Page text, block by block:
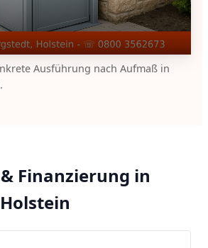
Ausführung nach Aufmaß in
Finanzierung in